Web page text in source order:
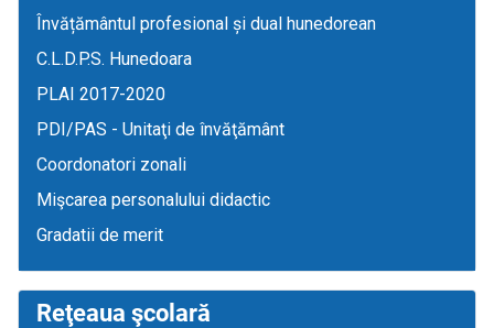
Învățământul profesional și dual hunedorean
C.L.D.P.S. Hunedoara
PLAI 2017-2020
PDI/PAS - Unitaţi de învăţământ
Coordonatori zonali
Mişcarea personalului didactic
Gradatii de merit
Reţeaua şcolară